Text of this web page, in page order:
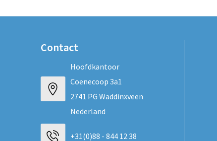
Contact
Hoofdkantoor
Coenecoop 3a1
2741 PG Waddinxveen
Nederland
+31(0)88 - 844 12 38